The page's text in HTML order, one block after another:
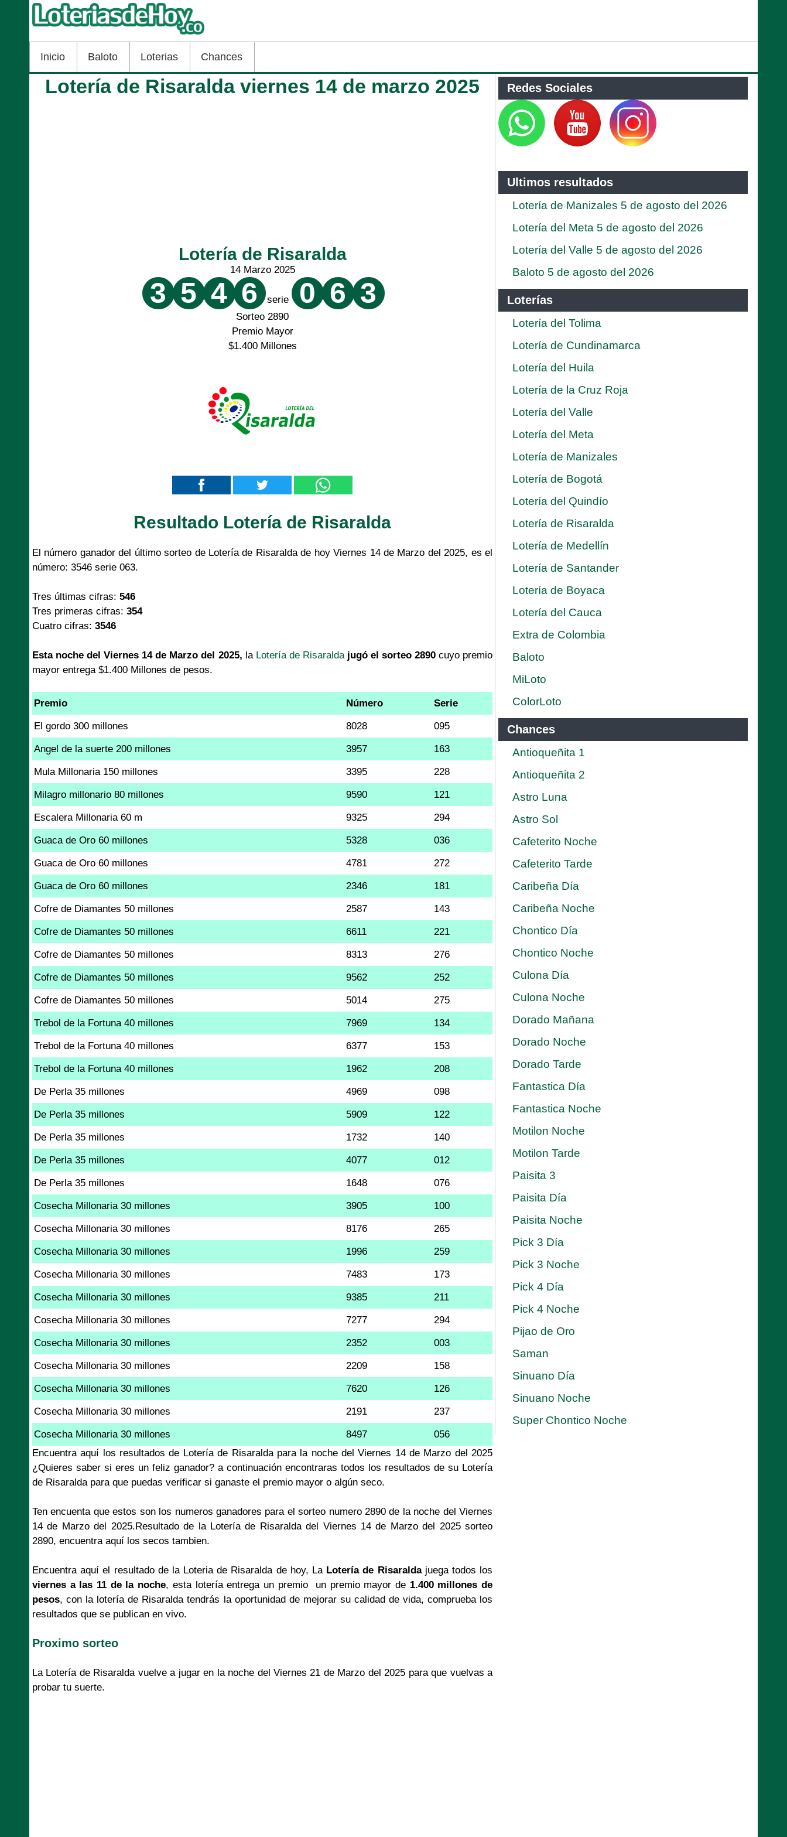
Inicio Baloto Loterias Chances
Lotería de Risaralda viernes 14 de marzo 2025
Lotería de Risaralda
14 Marzo 2025
3 5 4 6 serie 0 6 3
Sorteo 2890
Premio Mayor
$1.400 Millones
Resultado Lotería de Risaralda
El número ganador del último sorteo de Lotería de Risaralda de hoy Viernes 14 de Marzo del 2025, es el
número: 3546 serie 063.
Tres últimas cifras: 546
Tres primeras cifras: 354
Cuatro cifras: 3546
Esta noche del Viernes 14 de Marzo del 2025, la Lotería de Risaralda jugó el sorteo 2890 cuyo premio
mayor entrega $1.400 Millones de pesos.
Premio Número Serie
El gordo 300 millones 8028 095
Angel de la suerte 200 millones 3957 163
Mula Millonaria 150 millones 3395 228
Milagro millonario 80 millones 9590 121
Escalera Millonaria 60 m 9325 294
Guaca de Oro 60 millones 5328 036
Guaca de Oro 60 millones 4781 272
Guaca de Oro 60 millones 2346 181
Cofre de Diamantes 50 millones 2587 143
Cofre de Diamantes 50 millones 6611 221
Cofre de Diamantes 50 millones 8313 276
Cofre de Diamantes 50 millones 9562 252
Cofre de Diamantes 50 millones 5014 275
Trebol de la Fortuna 40 millones 7969 134
Trebol de la Fortuna 40 millones 6377 153
Trebol de la Fortuna 40 millones 1962 208
De Perla 35 millones 4969 098
De Perla 35 millones 5909 122
De Perla 35 millones 1732 140
De Perla 35 millones 4077 012
De Perla 35 millones 1648 076
Cosecha Millonaria 30 millones 3905 100
Cosecha Millonaria 30 millones 8176 265
Cosecha Millonaria 30 millones 1996 259
Cosecha Millonaria 30 millones 7483 173
Cosecha Millonaria 30 millones 9385 211
Cosecha Millonaria 30 millones 7277 294
Cosecha Millonaria 30 millones 2352 003
Cosecha Millonaria 30 millones 2209 158
Cosecha Millonaria 30 millones 7620 126
Cosecha Millonaria 30 millones 2191 237
Cosecha Millonaria 30 millones 8497
056
Encuentra aquí los resultados de Lotería de Risaralda para la noche del Viernes 14 de Marzo del 2025
¿Quieres saber si eres un feliz ganador? a continuación encontraras todos los resultados de su Lotería
de Risaralda para que puedas verificar si ganaste el premio mayor o algún seco.
Ten encuenta que estos son los numeros ganadores para el sorteo numero 2890 de la noche del Viernes
14 de Marzo del 2025.Resultado de la Lotería de Risaralda del Viernes 14 de Marzo del 2025 sorteo
2890, encuentra aquí los secos tambien.
Encuentra aquí el resultado de la Loteria de Risaralda de hoy, La Lotería de Risaraldajuega todos los
viernes a las 11 de la noche, esta lotería entrega un premio un premio mayor de 1.400 millones de
pesos, con la lotería de Risaralda tendrás la oportunidad de mejorar su calidad de vida, comprueba los
resultados que se publican en vivo.
Proximo sorteo
La Lotería de Risaralda vuelve a jugar en la noche del Viernes 21 de Marzo del 2025 para que vuelvas a
probar tu suerte.
Redes Sociales
Ultimos resultados
Lotería de Manizales 5 de agosto del 2026
Lotería del Meta 5 de agosto del 2026
Lotería del Valle 5 de agosto del 2026
Baloto 5 de agosto del 2026
Loterías
Lotería del Tolima
Lotería de Cundinamarca
Lotería del Huila
Lotería de la Cruz Roja
Lotería del Valle
Lotería del Meta
Lotería de Manizales
Lotería de Bogotá
Lotería del Quindío
Lotería de Risaralda
Lotería de Medellín
Lotería de Santander
Lotería de Boyaca
Lotería del Cauca
Extra de Colombia
Baloto
MiLoto
ColorLoto
Chances
Antioqueñita 1
Antioqueñita 2
Astro Luna
Astro Sol
Cafeterito Noche
Cafeterito Tarde
Caribeña Día
Caribeña Noche
Chontico Día
Chontico Noche
Culona Día
Culona Noche
Dorado Mañana
Dorado Noche
Dorado Tarde
Fantastica Día
Fantastica Noche
Motilon Noche
Motilon Tarde
Paisita 3
Paisita Día
Paisita Noche
Pick 3 Día
Pick 3 Noche
Pick 4 Día
Pick 4 Noche
Pijao de Oro
Saman
Sinuano Día
Sinuano Noche
Super Chontico Noche